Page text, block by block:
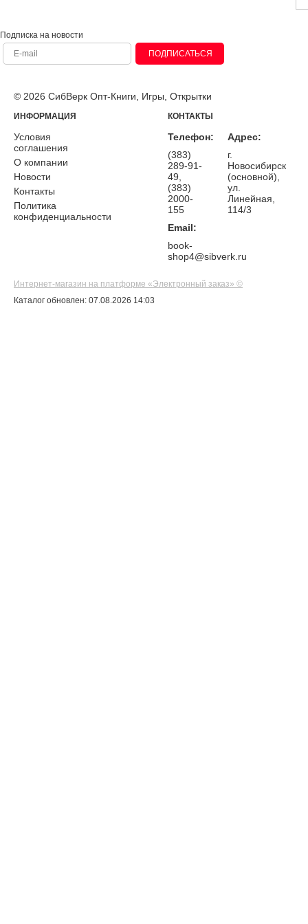
Подписка на новости
ПОДПИСАТЬСЯ
© 2026 СибВерк Опт-Книги, Игры, Открытки
ИНФОРМАЦИЯ
Условия
соглашения
О компании
Новости
Контакты
Политика
конфиденциальности
КОНТАКТЫ
Телефон:
(383)
289-91-
49,
(383)
2000-
155
Email:
book-
shop4@sibverk.ru
Адрес:
г.
Новосибирск
(основной),
ул.
Линейная,
114/3
Интернет-магазин на платформе «Электронный заказ» ©
Каталог обновлен: 07.08.2026 14:03